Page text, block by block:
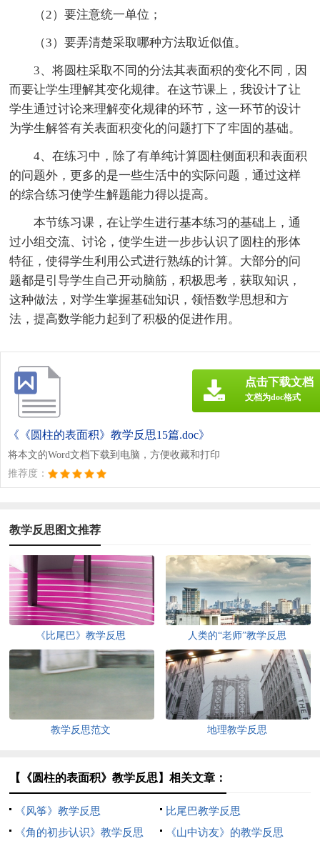
（2）要注意统一单位；
（3）要弄清楚采取哪种方法取近似值。
3、将圆柱采取不同的分法其表面积的变化不同，因
而要让学生理解其变化规律。在这节课上，我设计了让
学生通过讨论来理解变化规律的环节，这一环节的设计
为学生解答有关表面积变化的问题打下了牢固的基础。
4、在练习中，除了有单纯计算圆柱侧面积和表面积
的问题外，更多的是一些生活中的实际问题，通过这样
的综合练习使学生解题能力得以提高。
本节练习课，在让学生进行基本练习的基础上，通
过小组交流、讨论，使学生进一步步认识了圆柱的形体
特征，使得学生利用公式进行熟练的计算。大部分的问
题都是引导学生自己开动脑筋，积极思考，获取知识，
这种做法，对学生掌握基础知识，领悟数学思想和方
法，提高数学能力起到了积极的促进作用。
《《圆柱的表面积》教学反思15篇.doc》
将本文的Word文档下载到电脑，方便收藏和打印
推荐度：
点击下载文档
文档为doc格式
教学反思图文推荐
《比尾巴》教学反思 人类的“老师”教学反思
教学反思范文 地理教学反思
【《圆柱的表面积》教学反思】相关文章：
《风筝》教学反思
比尾巴教学反思
《角的初步认识》教学反思
《山中访友》的教学反思